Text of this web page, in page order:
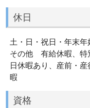
休日
土・日・祝日・年末
その他 有給休暇、特
日休暇あり、産前・
暇
資格